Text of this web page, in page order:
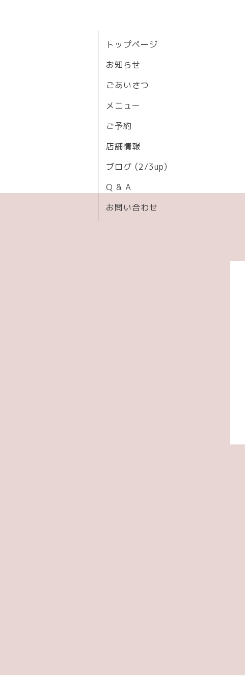
トップページ
お知らせ
ごあいさつ
メニュー
ご予約
店舗情報
ブログ (2/3up)
Q & A
お問い合わせ